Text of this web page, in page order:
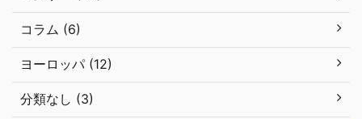
コラム (6)
ヨーロッパ (12)
分類なし (3)